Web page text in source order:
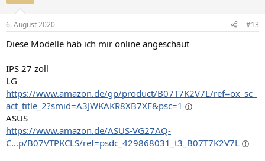
6. August 2020 #13
Diese Modelle hab ich mir online angeschaut
IPS 27 zoll
LG
https://www.amazon.de/gp/product/B07T7K2V7L/ref=ox_sc_
act_title_2?smid=A3JWKAKR8XB7XF&psc=1
ASUS
https://www.amazon.de/ASUS-VG27AQ-
C...p/B07VTPKCLS/ref=psdc_429868031_t3_B07T7K2V7L